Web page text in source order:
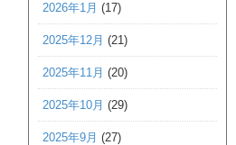
2026年1月 (17)
2025年12月 (21)
2025年11月 (20)
2025年10月 (29)
2025年9月 (27)